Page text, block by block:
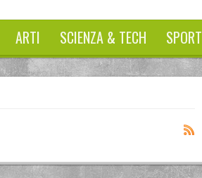
ARTI SCIENZA & TECH SPORT